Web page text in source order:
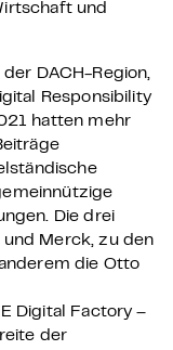
und
DACH-Region,
Responsibility
hatten mehr
Die drei
und Merck, zu den
die Otto
Digital Factory –
der